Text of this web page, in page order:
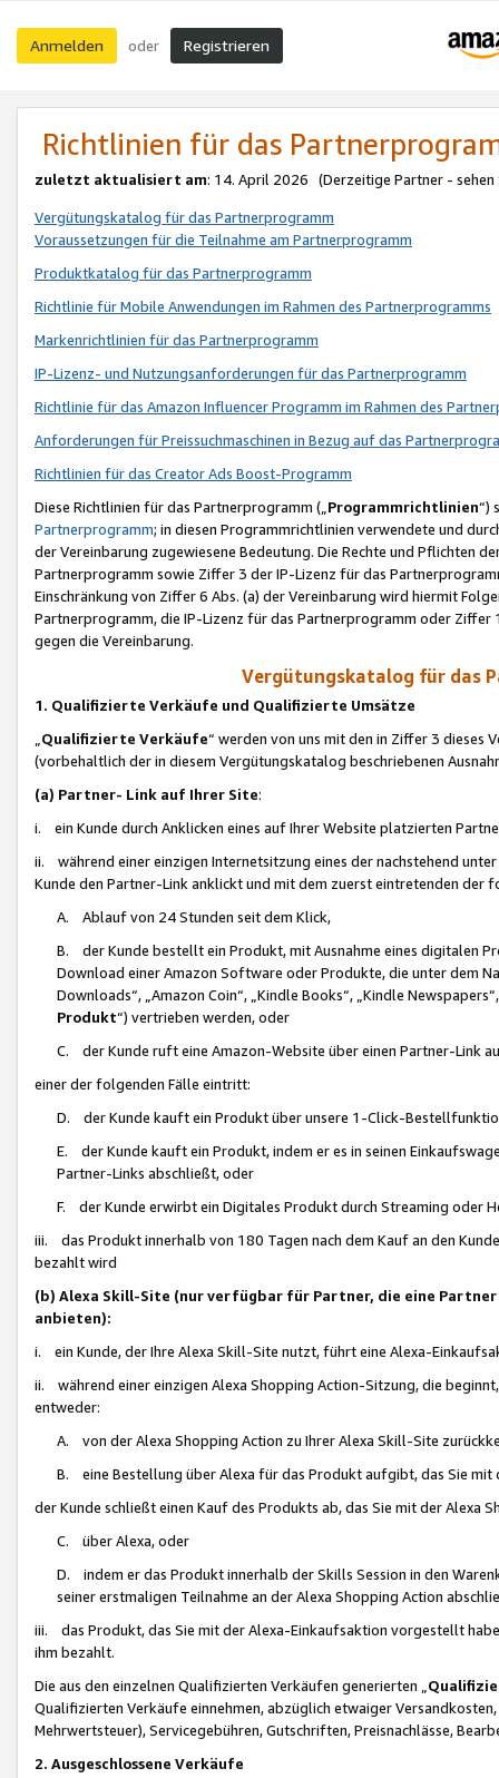
Anmelden oder Registrieren
Richtlinien für das
zuletzt aktualisiert am: 14. April 2026 (Derzeitige Partner - sehen
Vergütungskatalog für das Partnerprogramm
Voraussetzungen für die Teilnahme am Partnerprogramm
Produktkatalog für das Partnerprogramm
Richtlinie für Mobile Anwendungen im Rahmen des Partnerprogramms
Markenrichtlinien für das Partnerprogramm
IP-Lizenz- und Nutzungsanforderungen für das Partnerprogramm
Richtlinie für das Amazon Influencer Programm im Rahmen des
Anforderungen für Preissuchmaschinen in Bezug auf das
Richtlinien für das Creator Ads Boost-Programm
Diese Richtlinien für das Partnerprogramm („Programmrichtlinien“)
Partnerprogramm; in diesen Programmrichtlinien verwendete und
der Vereinbarung zugewiesene Bedeutung. Die Rechte und Pflichten
Partnerprogramm sowie Ziffer 3 der IP-Lizenz für das
Einschränkung von Ziffer 6 Abs. (a) der Vereinbarung wird hiermit
Partnerprogramm, die IP-Lizenz für das Partnerprogramm oder
gegen die Vereinbarung.
Vergütungskatalog für das
1. Qualifizierte Verkäufe und Qualifizierte Umsätze
Qualifizierte Verkäufe“ werden von uns mit den in Ziffer 3
(vorbehaltlich der in diesem Vergütungskatalog beschriebenen
(a) Partner- Link auf Ihrer Site:
i. ein Kunde durch Anklicken eines auf Ihrer Website platzierten
ii. während einer einzigen Internetsitzung eines der nachstehend
Kunde den Partner-Link anklickt und mit dem zuerst eintretenden der
A. Ablauf von 24 Stunden seit dem Klick,
B. der Kunde bestellt ein Produkt, mit Ausnahme eines digitalen
Download einer Amazon Software oder Produkte, die unter dem
Downloads“, „Amazon Coin“, „Kindle Books“, „Kindle
Produkt“) vertrieben werden, oder
C. der Kunde ruft eine Amazon-Website über einen Partner-Link
einer der folgenden Fälle eintritt:
D. der Kunde kauft ein Produkt über unsere 1-Click-
E. der Kunde kauft ein Produkt, indem er es in seinen
Partner-Links abschließt, oder
F. der Kunde erwirbt ein Digitales Produkt durch Streaming oder
iii. das Produkt innerhalb von 180 Tagen nach dem Kauf an den
bezahlt wird
(b) Alexa Skill-Site (nur verfügbar für Partner, die eine
anbieten):
i. ein Kunde, der Ihre Alexa Skill-Site nutzt, führt eine Alexa-
ii. während einer einzigen Alexa Shopping Action-Sitzung, die
entweder:
A. von der Alexa Shopping Action zu Ihrer Alexa Skill-Site
B. eine Bestellung über Alexa für das Produkt aufgibt, das Sie mit
der Kunde schließt einen Kauf des Produkts ab, das Sie mit der Alexa
C. über Alexa, oder
D. indem er das Produkt innerhalb der Skills Session in den
seiner erstmaligen Teilnahme an der Alexa Shopping Action
iii. das Produkt, das Sie mit der Alexa-Einkaufsaktion vorgestellt
ihm bezahlt.
Die aus den einzelnen Qualifizierten Verkäufen generierten „
Qualifizierten Verkäufe einnehmen, abzüglich etwaiger
Mehrwertsteuer), Servicegebühren, Gutschriften, Preisnachlässe,
2. Ausgeschlossene Verkäufe